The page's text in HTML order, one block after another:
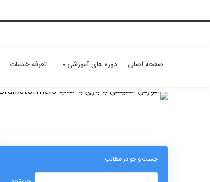
صفحه اصلی دوره های آموزشی تعرفه خدمات
جست و جو در مطالب